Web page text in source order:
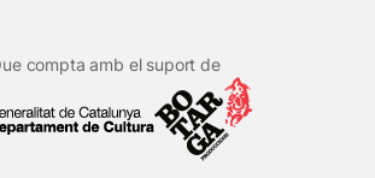
compta amb el suport de